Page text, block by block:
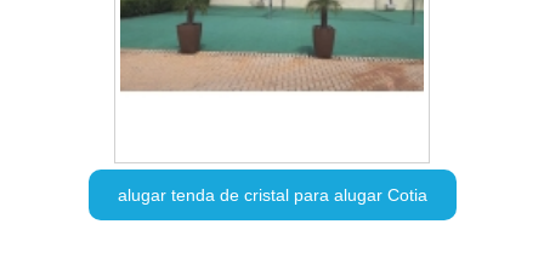
alugar tenda de cristal para alugar Cotia